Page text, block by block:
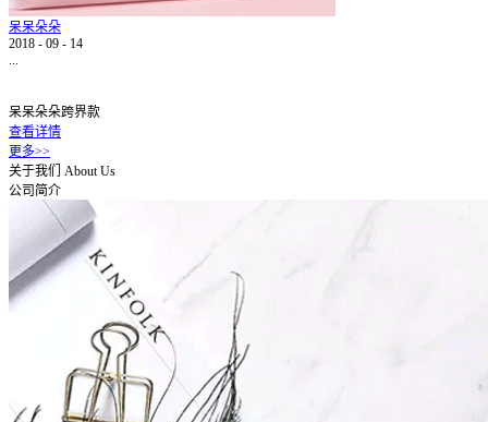
呆呆朵朵
2018 - 09 - 14
...
呆呆朵朵跨界款
查看详情
更多>>
关于我们 About Us
公司简介